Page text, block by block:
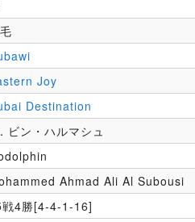
Joy
Destination
ビン・ハルマシュ
Ahmad Ali Al Subousi
4勝[4-4-1-16]